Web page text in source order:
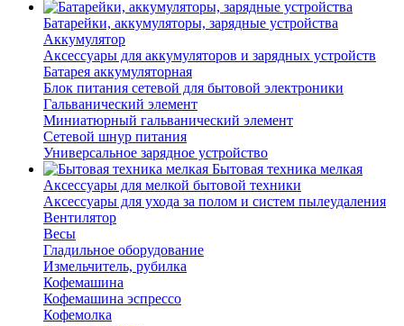
Батарейки, аккумуляторы, зарядные устройства
Аккумулятор
Аксессуары для аккумуляторов и зарядных устройств
Батарея аккумуляторная
Блок питания сетевой для бытовой электроники
Гальванический элемент
Миниатюрный гальванический элемент
Сетевой шнур питания
Универсальное зарядное устройство
Бытовая техника мелкая
Аксессуары для мелкой бытовой техники
Аксессуары для ухода за полом и систем пылеудаления
Вентилятор
Весы
Гладильное оборудование
Измельчитель, рубилка
Кофемашина
Кофемашина эспрессо
Кофемолка